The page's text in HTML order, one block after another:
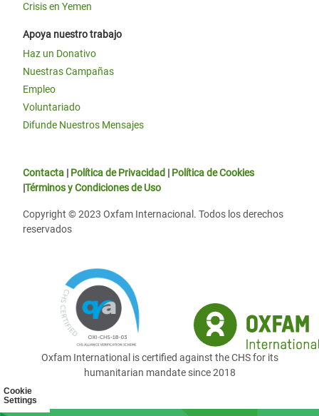
Cookie
Settings
Crisis en Yemen
Apoya nuestro trabajo
Haz un Donativo
Nuestras Campañas
Empleo
Voluntariado
Difunde Nuestros Mensajes
Contacta | Política de Privacidad | Política de Cookies
|Términos y Condiciones de Uso
Copyright © 2023 Oxfam Internacional. Todos los derechos
reservados
Oxfam International is certified against the CHS for its
humanitarian mandate since 2018